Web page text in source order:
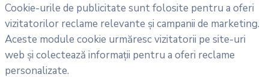
Cookie-urile de publicitate sunt folosite pentru a oferi
vizitatorilor reclame relevante și campanii de marketing.
Aceste module cookie urmăresc vizitatorii pe site-uri
web și colectează informații pentru a oferi reclame
personalizate.